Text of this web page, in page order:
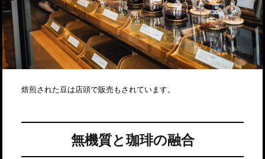
焙煎された豆は店頭で販売もされています。
無機質と珈琲の融合